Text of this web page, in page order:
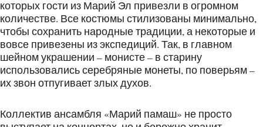
которых гости из Марий Эл привезли в огромном
количестве. Все костюмы стилизованы минимально,
чтобы сохранить народные традиции, а некоторые и
вовсе привезены из экспедиций. Так, в главном
шейном украшении – монисте – в старину
использовались серебряные монеты, по поверьям –
их звон отпугивает злых духов.
Коллектив ансамбля «Марий памаш» не просто